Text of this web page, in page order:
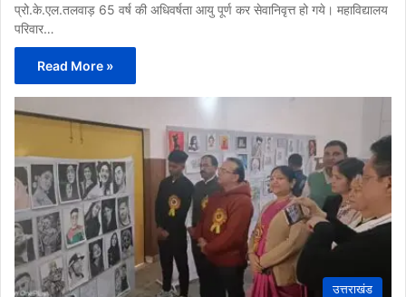
प्रो.के.एल.तलवाड़ 65 वर्ष की अधिवर्षता आयु पूर्ण कर सेवानिवृत्त हो गये। महाविद्यालय
परिवार…
Read More »
उत्तराखंड